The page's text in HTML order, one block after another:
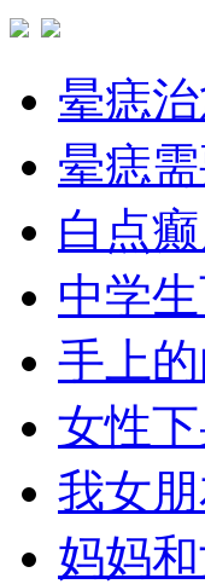
晕痣
晕痣
白点
中学
手上
女性
我女
妈妈